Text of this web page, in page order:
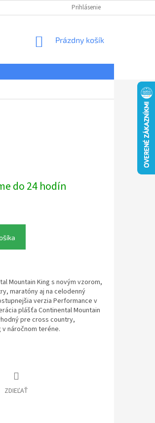
OCHRANA OSOBNÝCH ÚDAJOV REKLAMÁCIE
Prihlásenie
NÁKUPNÝ
Prázdny košík
do 24 hodín
Mountain King s novým vzorom,
maratóny aj na celodenný
verzia Performance v
plášťa Continental Mountain
pre cross country,
náročnom teréne.
ZDIEĽAŤ